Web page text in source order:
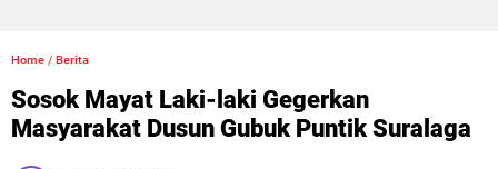
Home / Berita
Sosok Mayat Laki-laki Gegerkan
Masyarakat Dusun Gubuk Puntik Suralaga